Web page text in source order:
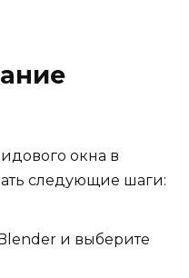
окна в
следующие шаги:
и выберите